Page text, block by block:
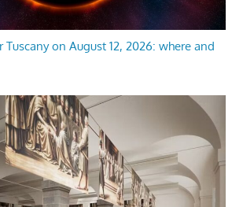
Tuscany on August 12, 2026: where and